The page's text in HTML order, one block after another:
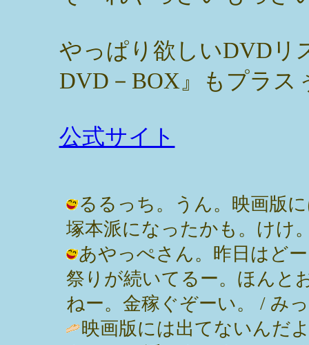
やっぱり欲しいDVDリ
DVD－BOX』もプラス
公式サイト
るるっち。うん。映画版
塚本派になったかも。けけ
あやっぺさん。昨日はど
祭りが続いてるー。ほんと
ねー。金稼ぐぞーい。 / み
映画版には出てないんだ